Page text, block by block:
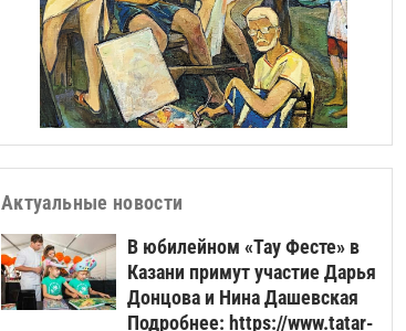
Актуальные новости
В юбилейном «Тау Фесте» в
Казани примут участие Дарья
Донцова и Нина Дашевская
Подробнее: https://www.tatar-